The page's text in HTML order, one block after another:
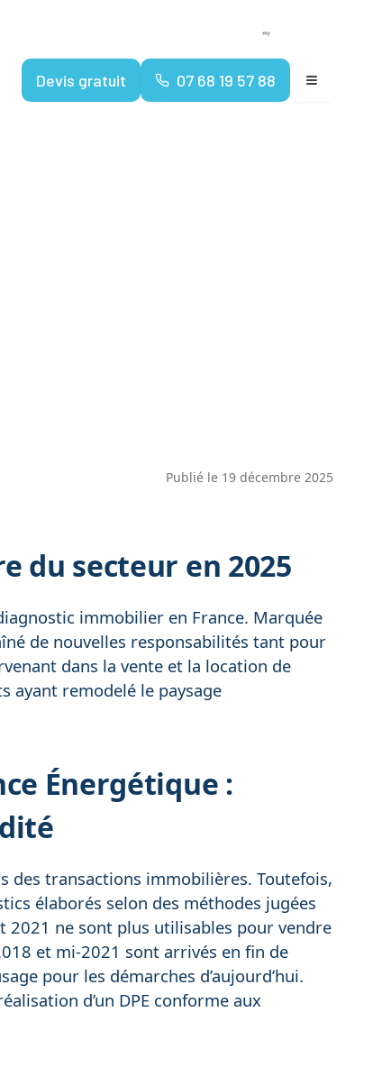
Devis gratuit 07 68 19 57 88
Publié le 19 décembre 2025
du secteur en 2025
immobilier en France. Marquée
de nouvelles responsabilités tant pour
dans la vente et la location de
ayant remodelé le paysage
Énergétique :
des transactions immobilières. Toutefois,
élaborés selon des méthodes jugées
2021 ne sont plus utilisables pour vendre
et mi-2021 sont arrivés en fin de
pour les démarches d’aujourd’hui.
d’un DPE conforme aux